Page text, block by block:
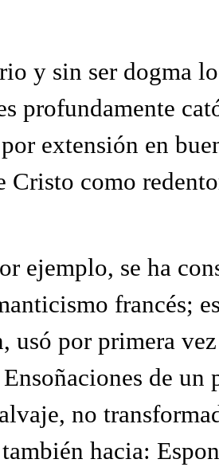
y sin ser dogma
profundamente
extensión en
Cristo como
ejemplo, se ha
francés;
usó por primera
de
no
hacia: